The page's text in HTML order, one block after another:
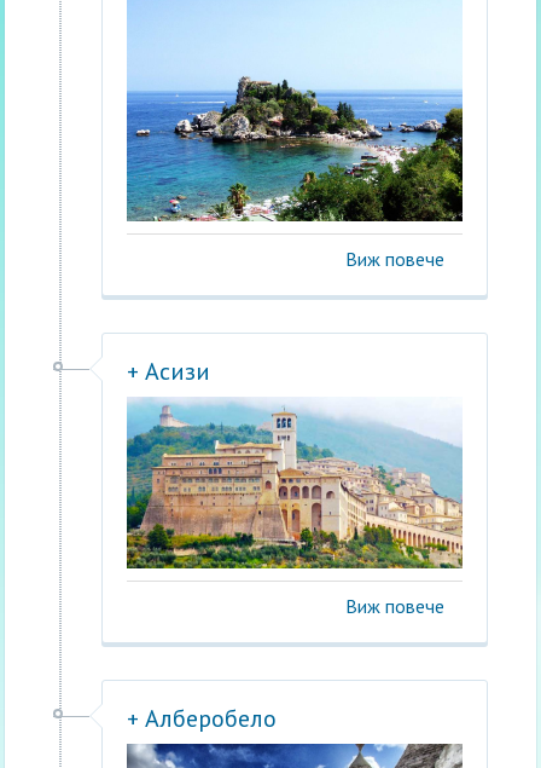
Виж повече
+ Асизи
Виж повече
+ Алберобело